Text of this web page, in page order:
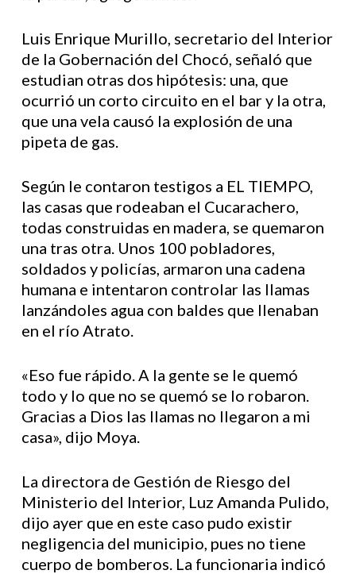
Luis Enrique Murillo, secretario del Interior
de la Gobernación del Chocó, señaló que
estudian otras dos hipótesis: una, que
ocurrió un corto circuito en el bar y la otra,
que una vela causó la explosión de una
pipeta de gas.
Según le contaron testigos a EL TIEMPO,
las casas que rodeaban el Cucarachero,
todas construidas en madera, se quemaron
una tras otra. Unos 100 pobladores,
soldados y policías, armaron una cadena
humana e intentaron controlar las llamas
lanzándoles agua con baldes que llenaban
en el río Atrato.
«Eso fue rápido. A la gente se le quemó
todo y lo que no se quemó se lo robaron.
Gracias a Dios las llamas no llegaron a mi
casa», dijo Moya.
La directora de Gestión de Riesgo del
Ministerio del Interior, Luz Amanda Pulido,
dijo ayer que en este caso pudo existir
negligencia del municipio, pues no tiene
cuerpo de bomberos. La funcionaria indicó